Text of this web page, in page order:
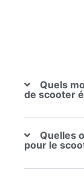
Quels
de scooter
Quelles
pour le